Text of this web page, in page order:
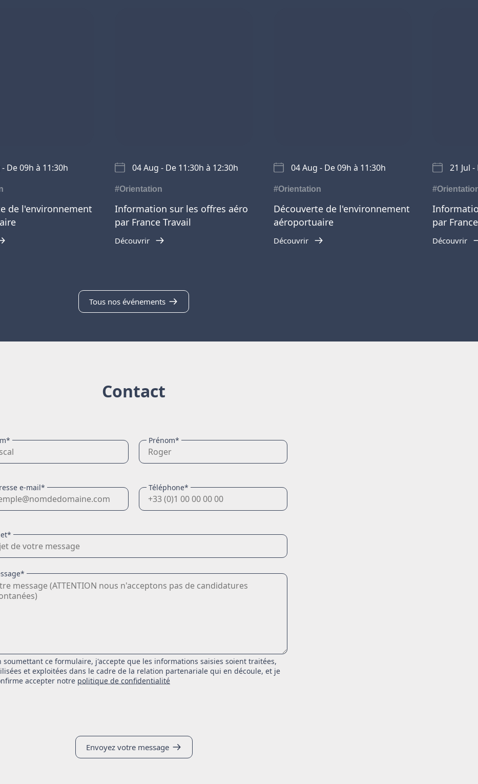
De 09h à 11:30h
de l'environnement
04 Aug - De 11:30h à 12:30h
#Orientation
Information sur les offres aéro
par France Travail
Découvrir
04 Aug - De 09h à 11:30h
#Orientation
Découverte de l'environnement
aéroportuaire
Découvrir
21 Jul
par
Découvrir
Tous nos événements
Contact
Prénom*
e-mail* Téléphone*
soumettant ce formulaire, j'accepte que les informations saisies soient traitées,
et exploitées dans le cadre de la relation partenariale qui en découle, et je
accepter notre politique de confidentialité
Envoyez votre message